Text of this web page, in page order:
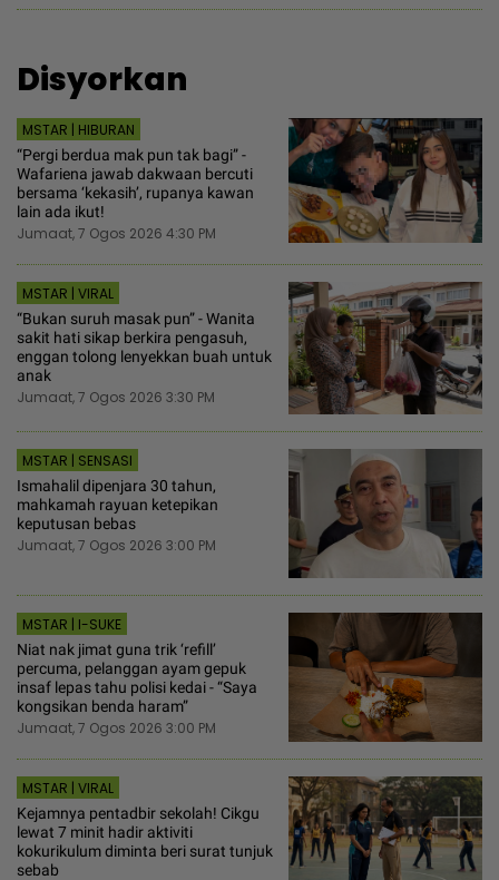
Disyorkan
MSTAR | HIBURAN
“Pergi berdua mak pun tak bagi” -
Wafariena jawab dakwaan bercuti
bersama ‘kekasih’, rupanya kawan
lain ada ikut!
Jumaat, 7 Ogos 2026 4:30 PM
MSTAR | VIRAL
“Bukan suruh masak pun” - Wanita
sakit hati sikap berkira pengasuh,
enggan tolong lenyekkan buah untuk
anak
Jumaat, 7 Ogos 2026 3:30 PM
MSTAR | SENSASI
Ismahalil dipenjara 30 tahun,
mahkamah rayuan ketepikan
keputusan bebas
Jumaat, 7 Ogos 2026 3:00 PM
MSTAR | I-SUKE
Niat nak jimat guna trik ‘refill’
percuma, pelanggan ayam gepuk
insaf lepas tahu polisi kedai - “Saya
kongsikan benda haram”
Jumaat, 7 Ogos 2026 3:00 PM
MSTAR | VIRAL
Kejamnya pentadbir sekolah! Cikgu
lewat 7 minit hadir aktiviti
kokurikulum diminta beri surat tunjuk
sebab